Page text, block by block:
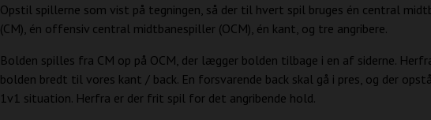
Opstil spillerne som vist på tegningen, så der til hvert spil bruges én central
(CM), én offensiv central midtbanespiller (OCM), én kant, og tre angribere.
Bolden spilles fra CM op på OCM, der lægger bolden tilbage i en af siderne.
bolden bredt til vores kant / back. En forsvarende back skal gå i pres, og der
1v1 situation. Herfra er der frit spil for det angribende hold.